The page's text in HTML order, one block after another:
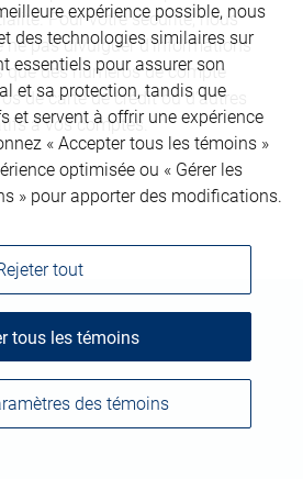
Pour votre sécurité, nous
ne pas divulguer d’informations
des numéros de compte
de carte de crédit ou d’autres
à vos comptes.
expérience possible, nous
des technologies similaires sur
essentiels pour assurer son
et sa protection, tandis que
et servent à offrir une expérience
« Accepter tous les témoins »
optimisée ou « Gérer les
» pour apporter des modifications.
des témoins
tout
tous les témoins